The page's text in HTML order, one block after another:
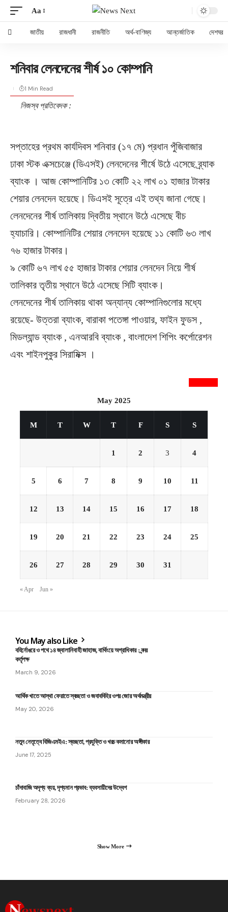
Aa
জাতীয় রাজধানী রাজনীতি অর্থ-বাণিজ্য আন্তর্জাতিক দেশঘর
শনিবার লেনদেনের শীর্ষ ১০ কোম্পানি
নিজস্ব প্রতিবেদক :
1 Min Read
সপ্তাহের প্রথম কার্যদিবস শনিবার (১৭ মে) প্রধান পুঁজিবাজার
ঢাকা স্টক এক্সচেঞ্জে (ডিএসই) লেনদেনের শীর্ষে উঠে এসেছে ব্র্যাক
ব্যাংক । আজ কোম্পানিটির ১৩ কোটি ২২ লাখ ০১ হাজার টাকার
শেয়ার লেনদেন হয়েছে। ডিএসই সূত্রে এই তথ্য জানা গেছে।
লেনদেনের শীর্ষ তালিকায় দ্বিতীয় স্থানে উঠে এসেছে বীচ
হ্যাচারি। কোম্পানিটির শেয়ার লেনদেন হয়েছে ১১ কোটি ৬৩ লাখ
৭৬ হাজার টাকার।
৯ কোটি ৬৭ লাখ ৫৫ হাজার টাকার শেয়ার লেনদেন নিয়ে শীর্ষ
তালিকার তৃতীয় স্থানে উঠে এসেছে সিটি ব্যাংক।
লেনদেনের শীর্ষ তালিকায় থাকা অন্যান্য কোম্পানিগুলোর মধ্যে
রয়েছে- উত্তরা ব্যাংক, বারাকা পতেঙ্গা পাওয়ার, ফাইন ফুডস ,
মিডল্যান্ড ব্যাংক , এনআরবি ব্যাংক , বাংলাদেশ শিপিং কর্পোরেশন
এবং শাইনপুকুর সিরামিক্স ।
May 2025
M T W T F S S
1 2 3 4
5 6 7 8 9 10 11
12 13 14 15 16 17 18
19 20 21 22 23 24 25
26 27 28 29 30 31
« Apr Jun »
You May also Like
বহির্নোঙরে ও পথে ১৪ জ্বালানিবাহী জাহাজ, বার্থিংয়ে অগ্রাধিকার : বন্দর
কর্তৃপক্ষ
March 9, 2026
আর্থিক খাতে আস্থা ফেরাতে স্বচ্ছতা ও জবাবদিহির ওপর জোর অর্থমন্ত্রীর
May 20, 2026
নতুন নেতৃত্বে বিজিএমইএ: স্বচ্ছতা, প্রযুক্তি ও খরচ কমানোর অঙ্গীকার
June 17, 2025
চাঁদাবাজি অদৃশ্য ব্যয়, দৃশ্যমান প্রভাব: ব্যবসায়ীদের উদ্বেগ
February 28, 2026
Show More